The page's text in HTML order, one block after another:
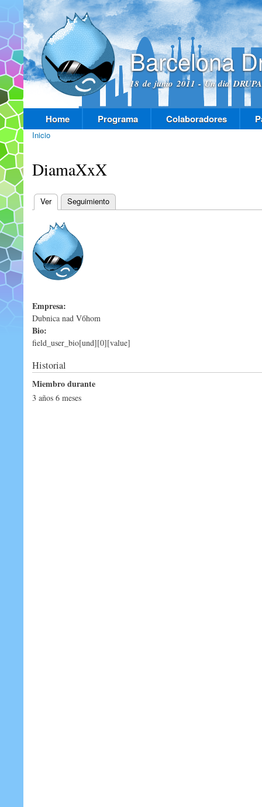
Barcelona
18 de junio 2011 - Un dia
Menú principal
Home Programa Colaboradores
Inicio
DiamaXxX
Solapas principales
Ver(solapa activa)
Seguimiento
Empresa:
Dubnica nad Vбhom
Bio:
field_user_bio[und][0][value]
Historial
Miembro durante
3 años 6 meses